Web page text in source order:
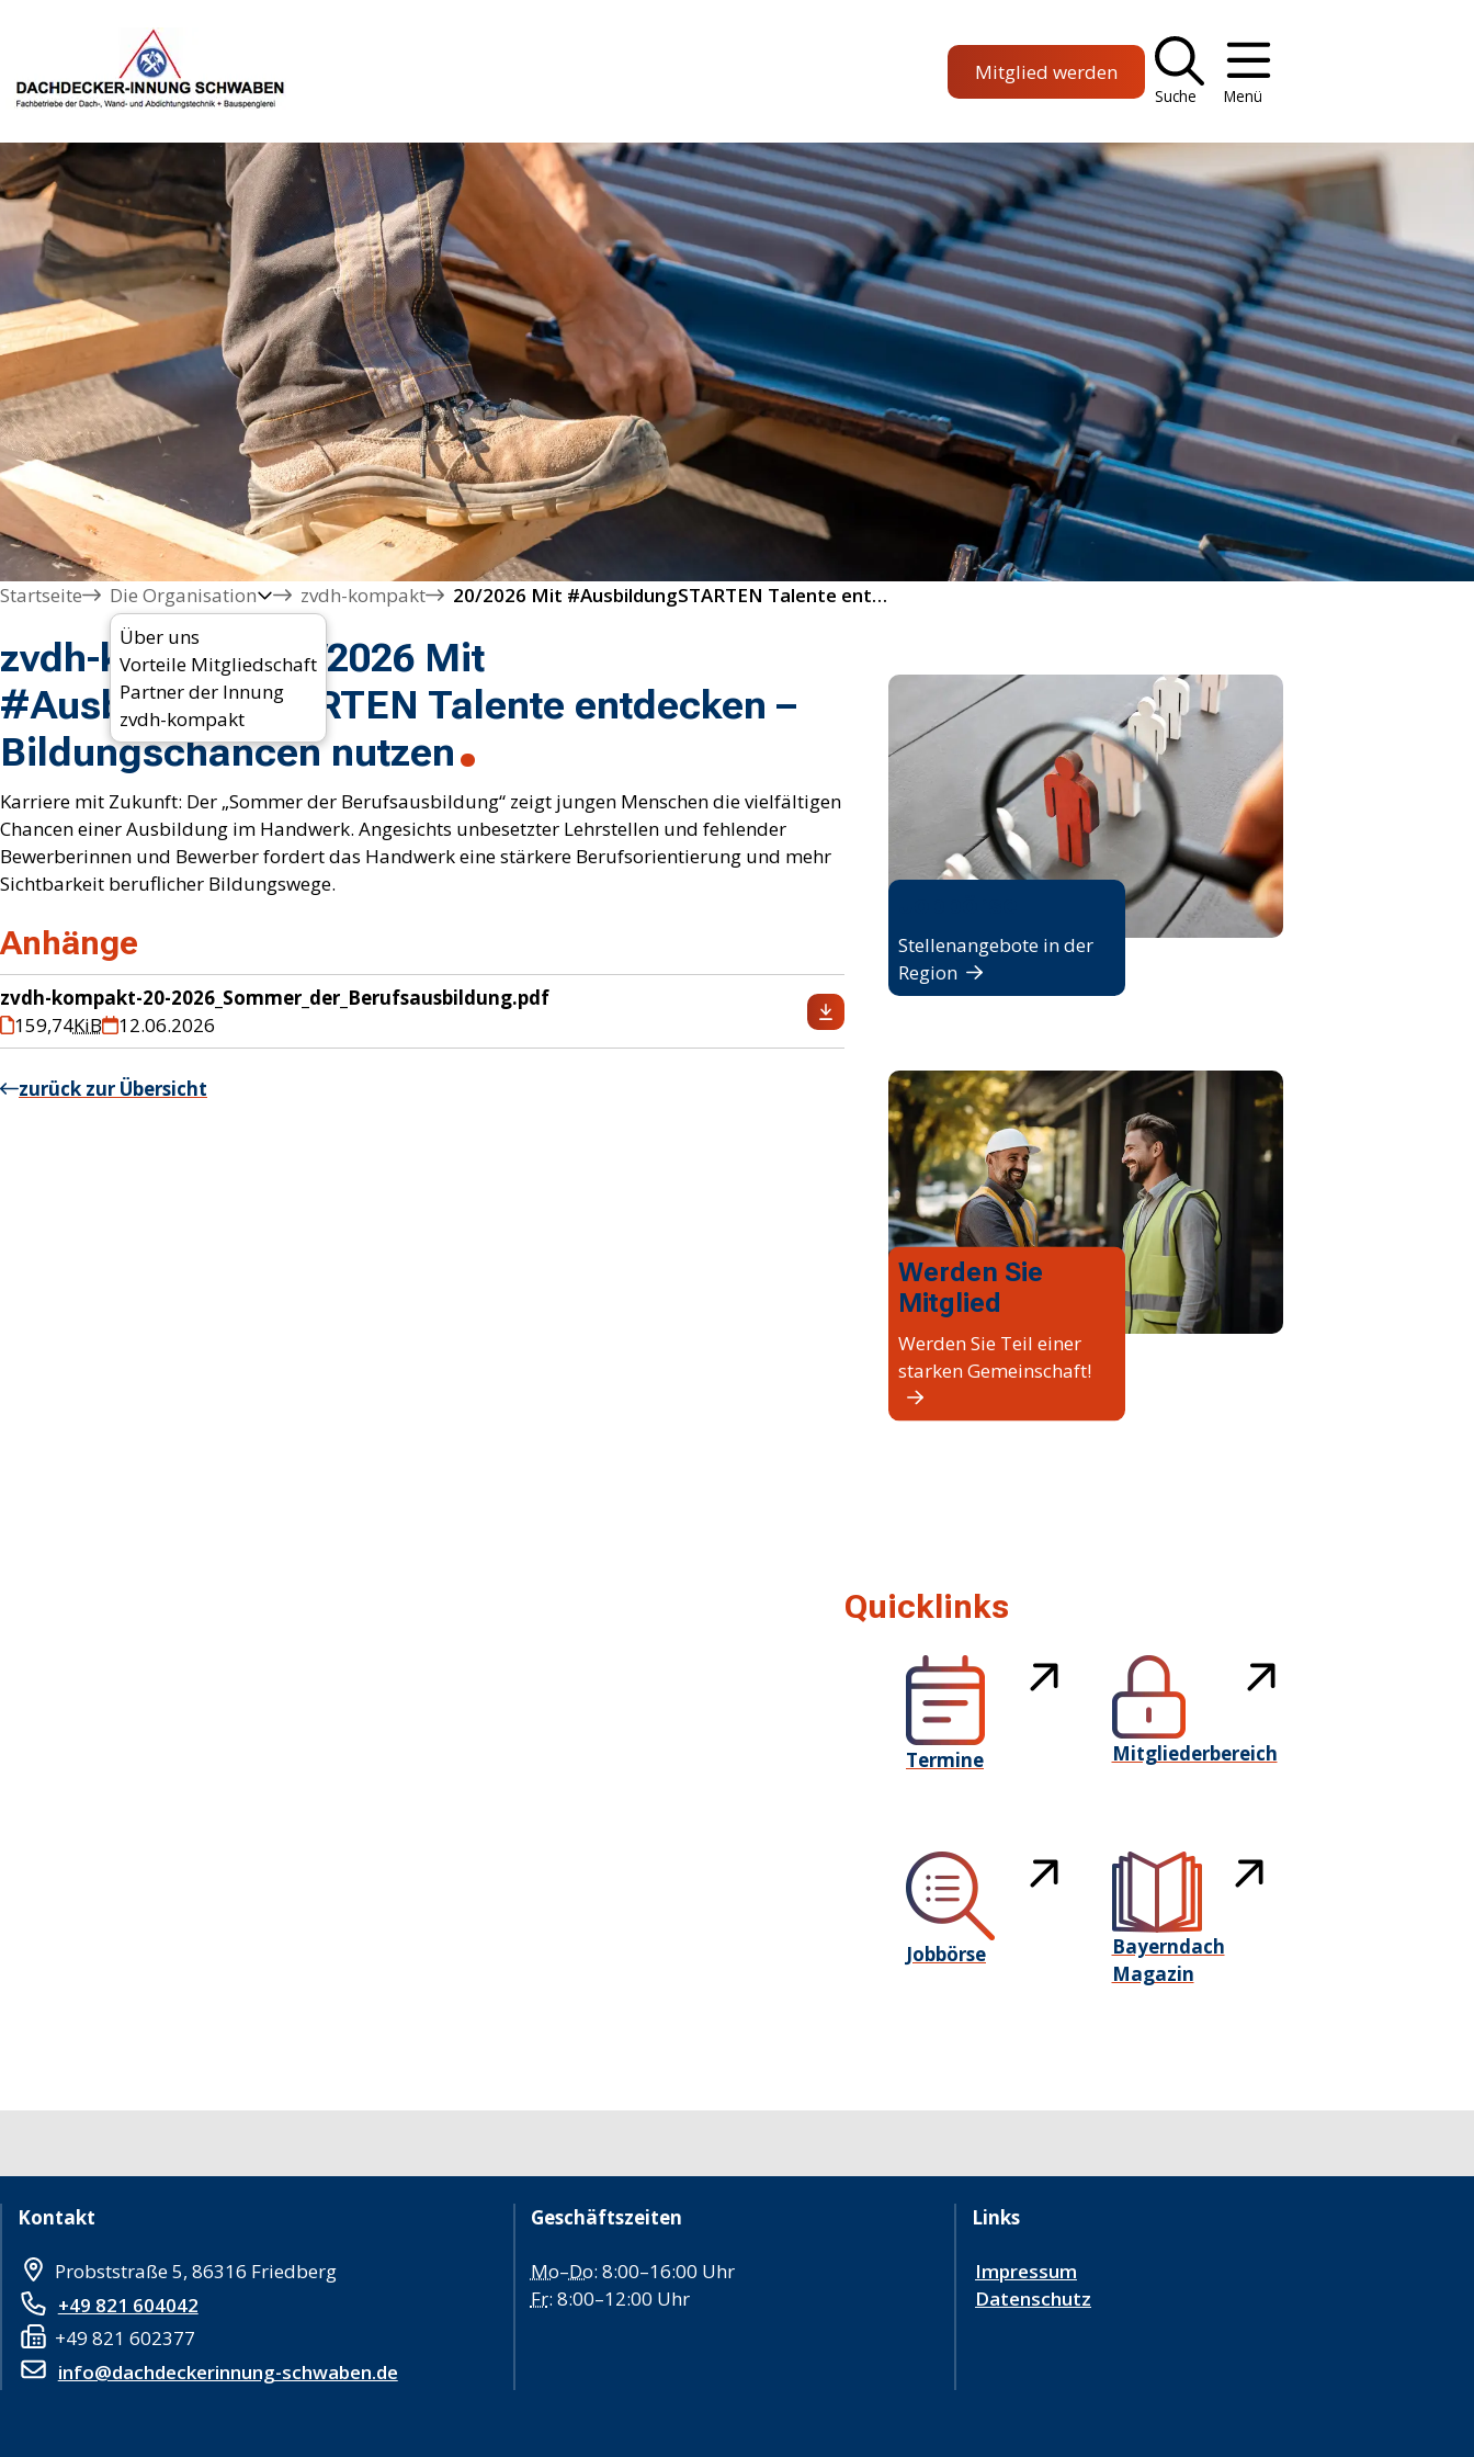
Mitglied werden
Suche Menü
Startseite
Die Organisation
Über uns
Vorteile Mitgliedschaft
Partner der Innung
zvdh-kompakt
zvdh-kompakt 20/2026 Mit #AusbildungSTARTEN Talente entdecken – Bildungschancen nutzen
zvdh-kompakt 20/2026 Mit
#AusbildungSTARTEN Talente entdecken –
Bildungschancen nutzen
Karriere mit Zukunft: Der „Sommer der Berufsausbildung“ zeigt jungen Menschen die vielfältigen
Chancen einer Ausbildung im Handwerk. Angesichts unbesetzter Lehrstellen und fehlender
Bewerberinnen und Bewerber fordert das Handwerk eine stärkere Berufsorientierung und mehr
Sichtbarkeit beruflicher Bildungswege.
Anhänge
zvdh-kompakt-20-2026_Sommer_der_Berufsausbildung.pdf
159,74KiB 12.06.2026
zurück zur Übersicht
Stellenangebote in der
Region
Werden Sie
Mitglied
Werden Sie Teil einer
starken Gemeinschaft!
Quicklinks
Termine Mitgliederbereich
Jobbörse
Bayerndach
Magazin
Kontakt
Probststraße 5, 86316 Friedberg
+49 821 604042
+49 821 602377
info@dachdeckerinnung-schwaben.de
Geschäftszeiten
Mo–Do: 8:00–16:00 Uhr
Fr: 8:00–12:00 Uhr
Links
Impressum
Datenschutz